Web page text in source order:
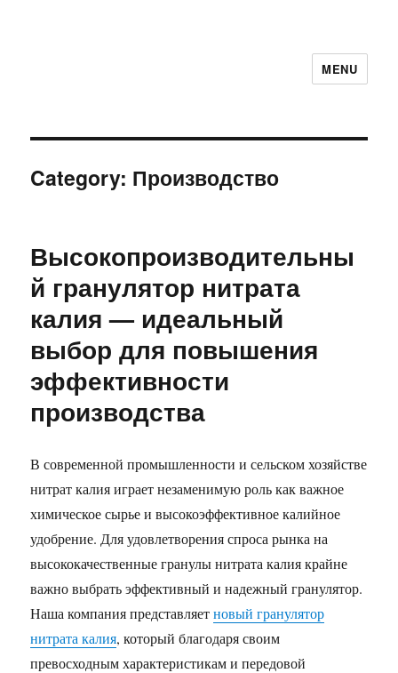
MENU
Category: Производство
Высокопроизводительны
й гранулятор нитрата
калия — идеальный
выбор для повышения
эффективности
производства
В современной промышленности и сельском хозяйстве
нитрат калия играет незаменимую роль как важное
химическое сырье и высокоэффективное калийное
удобрение. Для удовлетворения спроса рынка на
высококачественные гранулы нитрата калия крайне
важно выбрать эффективный и надежный гранулятор.
Наша компания представляетновый гранулятор
нитрата калия, который благодаря своим
превосходным характеристикам и передовой